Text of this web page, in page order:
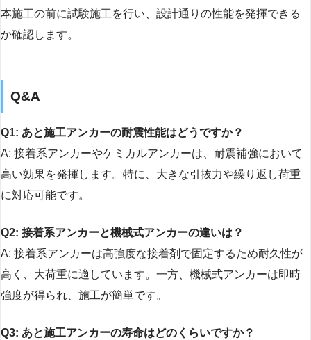
本施工の前に試験施工を行い、設計通りの性能を発揮できる
か確認します。
Q&A
Q1: あと施工アンカーの耐震性能はどうですか？
A: 接着系アンカーやケミカルアンカーは、耐震補強において
高い効果を発揮します。特に、大きな引抜力や繰り返し荷重
に対応可能です。
Q2: 接着系アンカーと機械式アンカーの違いは？
A: 接着系アンカーは高強度な接着剤で固定するため耐久性が
高く、大荷重に適しています。一方、機械式アンカーは即時
強度が得られ、施工が簡単です。
Q3: あと施工アンカーの寿命はどのくらいですか？